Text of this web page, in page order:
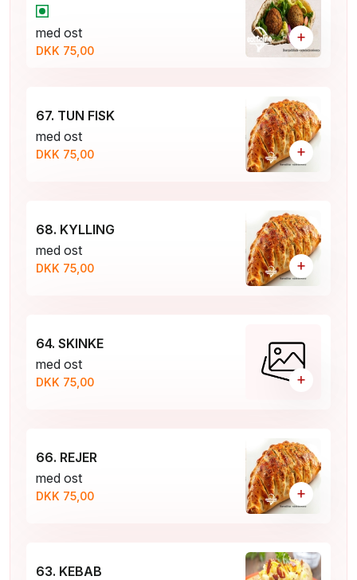
med ost
DKK 75,00
+
67. TUN FISK
med ost
DKK 75,00 +
68. KYLLING
med ost
DKK 75,00 +
64. SKINKE
med ost
DKK 75,00 +
66. REJER
med ost
DKK 75,00 +
63. KEBAB